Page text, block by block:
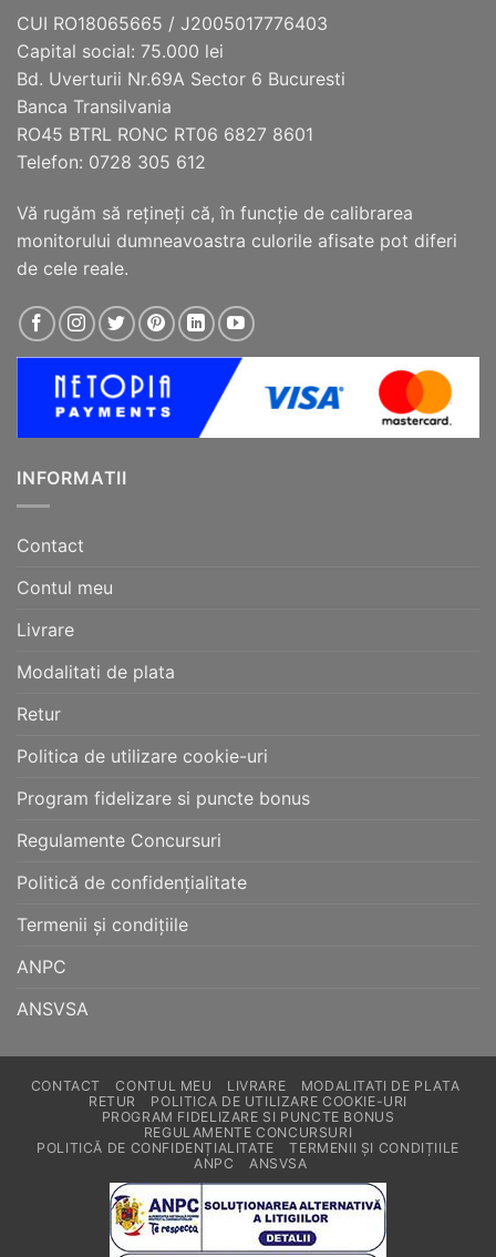
CUI RO18065665 / J2005017776403
Capital social: 75.000 lei
Bd. Uverturii Nr.69A Sector 6 Bucuresti
Banca Transilvania
RO45 BTRL RONC RT06 6827 8601
Telefon: 0728 305 612
Vă rugăm să reţineţi că, în funcţie de calibrarea
monitorului dumneavoastra culorile afisate pot diferi
de cele reale.
INFORMATII
Contact
Contul meu
Livrare
Modalitati de plata
Retur
Politica de utilizare cookie-uri
Program fidelizare si puncte bonus
Regulamente Concursuri
Politică de confidențialitate
Termenii și condițiile
ANPC
ANSVSA
CONTACT CONTUL MEU LIVRARE
MODALITATI DE PLATA
RETUR
POLITICA DE UTILIZARE COOKIE-URI
PROGRAM FIDELIZARE SI PUNCTE BONUS
REGULAMENTE CONCURSURI
POLITICĂ DE CONFIDENȚIALITATE
TERMENII ȘI CONDIȚIILE
ANPC
ANSVSA